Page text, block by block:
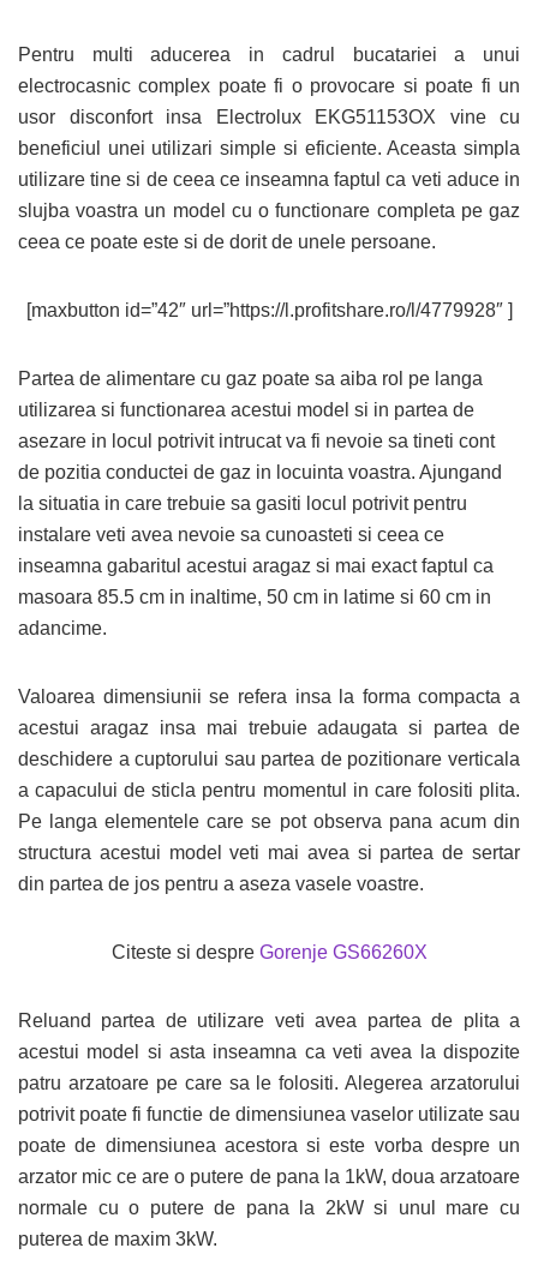
Pentru multi aducerea in cadrul bucatariei a unui
electrocasnic complex poate fi o provocare si poate fi un
usor disconfort insa Electrolux EKG51153OX vine cu
beneficiul unei utilizari simple si eficiente. Aceasta simpla
utilizare tine si de ceea ce inseamna faptul ca veti aduce in
slujba voastra un model cu o functionare completa pe gaz
ceea ce poate este si de dorit de unele persoane.
[maxbutton id=”42″ url=”https://l.profitshare.ro/l/4779928″ ]
Partea de alimentare cu gaz poate sa aiba rol pe langa
utilizarea si functionarea acestui model si in partea de
asezare in locul potrivit intrucat va fi nevoie sa tineti cont
de pozitia conductei de gaz in locuinta voastra. Ajungand
la situatia in care trebuie sa gasiti locul potrivit pentru
instalare veti avea nevoie sa cunoasteti si ceea ce
inseamna gabaritul acestui aragaz si mai exact faptul ca
masoara 85.5 cm in inaltime, 50 cm in latime si 60 cm in
adancime.
Valoarea dimensiunii se refera insa la forma compacta a
acestui aragaz insa mai trebuie adaugata si partea de
deschidere a cuptorului sau partea de pozitionare verticala
a capacului de sticla pentru momentul in care folositi plita.
Pe langa elementele care se pot observa pana acum din
structura acestui model veti mai avea si partea de sertar
din partea de jos pentru a aseza vasele voastre.
Citeste si despre Gorenje GS66260X
Reluand partea de utilizare veti avea partea de plita a
acestui model si asta inseamna ca veti avea la dispozite
patru arzatoare pe care sa le folositi. Alegerea arzatorului
potrivit poate fi functie de dimensiunea vaselor utilizate sau
poate de dimensiunea acestora si este vorba despre un
arzator mic ce are o putere de pana la 1kW, doua arzatoare
normale cu o putere de pana la 2kW si unul mare cu
puterea de maxim 3kW.